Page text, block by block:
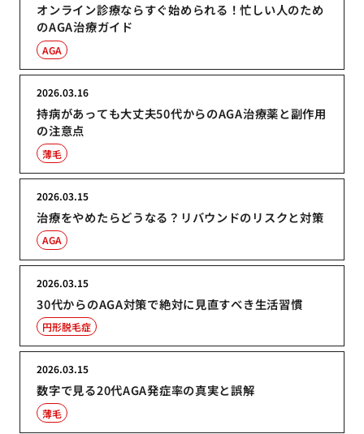
オンライン診療ならすぐ始められる！忙しい人のため
のAGA治療ガイド
AGA
持病があっても大丈夫50代からのAGA治療薬と副作用
の注意点
2026.03.16
薄毛
治療をやめたらどうなる？リバウンドのリスクと対策
2026.03.15
AGA
30代からのAGA対策で絶対に見直すべき生活習慣
2026.03.15
円形脱毛症
数字で見る20代AGA発症率の真実と誤解
2026.03.15
薄毛